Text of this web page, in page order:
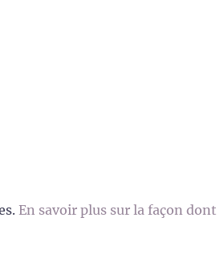
En savoir plus sur la façon dont